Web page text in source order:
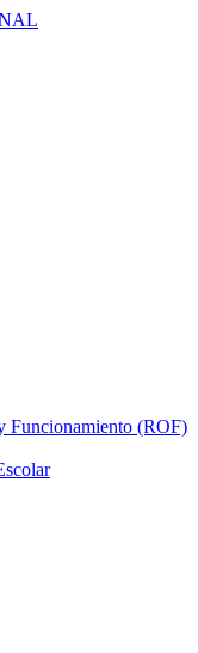
Funcionamiento (ROF)